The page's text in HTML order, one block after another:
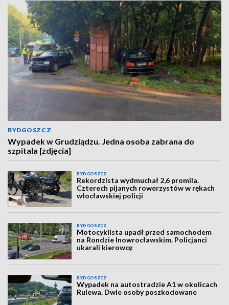
BYDGOSZCZ
Wypadek w Grudziądzu. Jedna osoba zabrana do
szpitala [zdjęcia]
BYDGOSZCZ
Rekordzista wydmuchał 2,6 promila.
Czterech pijanych rowerzystów w rękach
włocławskiej policji
BYDGOSZCZ
Motocyklista upadł przed samochodem
na Rondzie Inowrocławskim. Policjanci
ukarali kierowcę
BYDGOSZCZ
Wypadek na autostradzie A1 w okolicach
Rulewa. Dwie osoby poszkodowane